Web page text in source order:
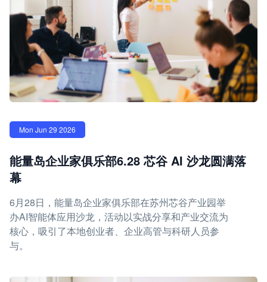
Mon Jun 29 2026
能量岛企业家俱乐部6.28 芯谷 AI 沙龙圆满落
幕
6月28日，能量岛企业家俱乐部在苏州芯谷产业园举
办AI智能体应用沙龙，活动以实战分享和产业交流为
核心，吸引了本地创业者、企业高管与科研人员参
与。